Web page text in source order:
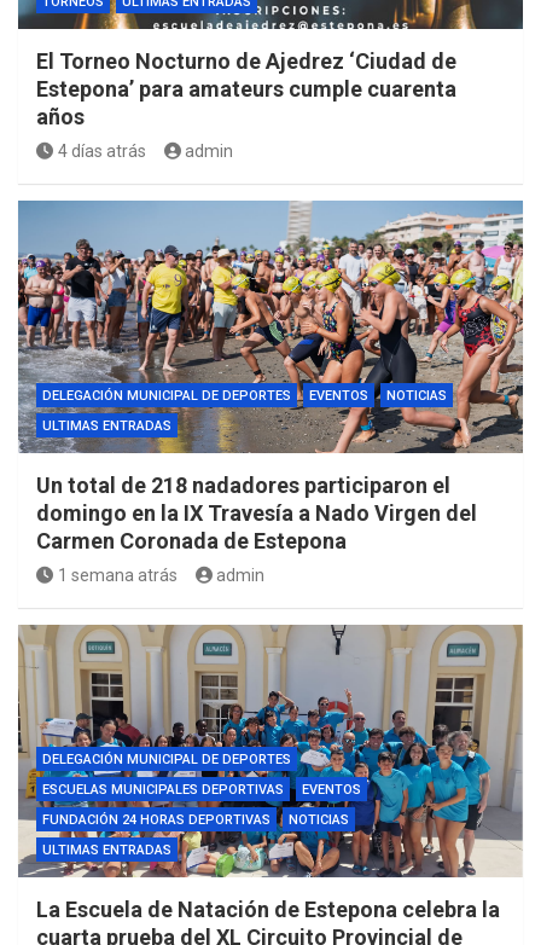
El Torneo Nocturno de Ajedrez ‘Ciudad de
Estepona’ para amateurs cumple cuarenta
años
4 días atrás admin
DELEGACIÓN MUNICIPAL DE DEPORTES EVENTOS
NOTICIAS
ULTIMAS ENTRADAS
Un total de 218 nadadores participaron el
domingo en la IX Travesía a Nado Virgen del
Carmen Coronada de Estepona
1 semana atrás admin
DELEGACIÓN MUNICIPAL DE DEPORTES
ESCUELAS MUNICIPALES DEPORTIVAS
EVENTOS
FUNDACIÓN 24 HORAS DEPORTIVAS
NOTICIAS
ULTIMAS ENTRADAS
La Escuela de Natación de Estepona celebra la
cuarta prueba del XL Circuito Provincial de